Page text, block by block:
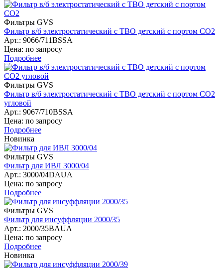
Фильтры GVS
Фильтр в/б электростатический с ТВО детский с портом СО2
Арт.: 9066/711BSSA
Цена: по запросу
Подробнее
Фильтры GVS
Фильтр в/б электростатический с ТВО детский с портом СО2
угловой
Арт.: 9067/710BSSA
Цена: по запросу
Подробнее
Новинка
Фильтры GVS
Фильтр для ИВЛ 3000/04
Арт.: 3000/04DAUA
Цена: по запросу
Подробнее
Фильтры GVS
Фильтр для инсуффляции 2000/35
Арт.: 2000/35BAUA
Цена: по запросу
Подробнее
Новинка